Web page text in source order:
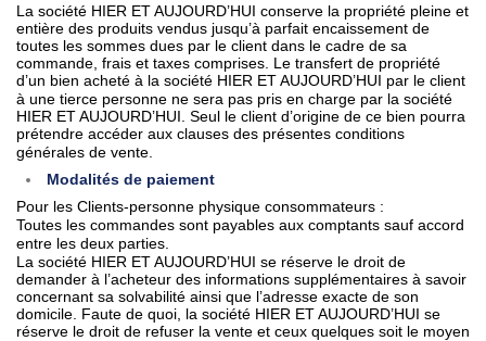
La société HIER ET AUJOURD’HUI conserve la propriété pleine et
entière des produits vendus jusqu’à parfait encaissement de
toutes les sommes dues par le client dans le cadre de sa
commande, frais et taxes comprises. Le transfert de propriété
d’un bien acheté à la société HIER ET AUJOURD’HUI par le client
à une tierce personne ne sera pas pris en charge par la société
HIER ET AUJOURD’HUI. Seul le client d’origine de ce bien pourra
prétendre accéder aux clauses des présentes conditions
générales de vente.
Modalités de paiement
Pour les Clients-personne physique consommateurs :
Toutes les commandes sont payables aux comptants sauf accord
entre les deux parties.
La société HIER ET AUJOURD’HUI se réserve le droit de
demander à l’acheteur des informations supplémentaires à savoir
concernant sa solvabilité ainsi que l’adresse exacte de son
domicile. Faute de quoi, la société HIER ET AUJOURD’HUI se
réserve le droit de refuser la vente et ceux quelques soit le moyen